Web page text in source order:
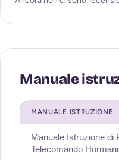
MANUALE ISTRUZIONE
Manuale Istruzione di
Telecomando